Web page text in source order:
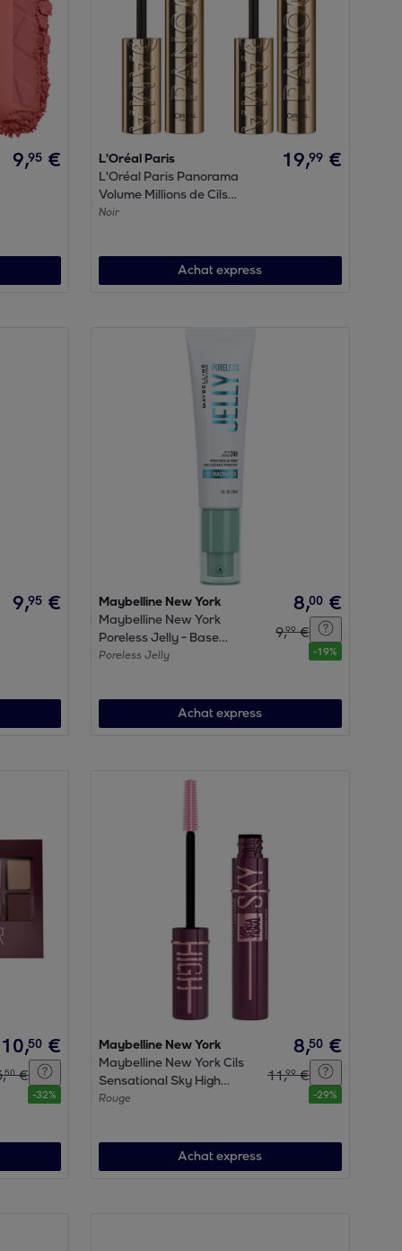
9,95 €
L'Oréal Paris
L'Oréal Paris Panorama
Volume Millions de Cils
Mascara Noir Lot de 2
Noir
19,99 €
Achat express
9,95 €
Maybelline New York
Maybelline New York
Poreless Jelly - Base
floutante - Enrichie en
Poreless Jelly
8,00 €
9,99 €
-19%
Achat express
10,50 €
,50 €
-32%
Maybelline New York
Maybelline New York Cils
Sensational Sky High
Mascara Bordeaux 7.2 ML
Rouge
8,50 €
11,99 €
-29%
Achat express